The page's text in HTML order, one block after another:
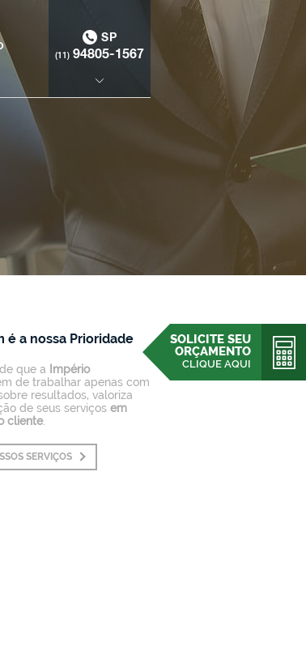
SP
(11) 94805-1567
SOLICITE SEU
ORÇAMENTO
CLIQUE AQUI
é a nossa Prioridade
que a
Império
de trabalhar apenas com
resultados, valoriza
de seus serviços em
cliente.
SERVIÇOS